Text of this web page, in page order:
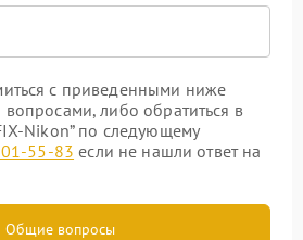
с приведенными ниже
либо обратиться в
Nikon” по следующему
55-83 если не нашли ответ на
Общие вопросы